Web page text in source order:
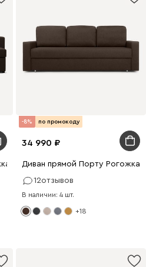
Коричневый
-8% по промокоду
34 990
Диван прямой Порту Рогожка
12отзывов
В наличии: 4 шт.
+18